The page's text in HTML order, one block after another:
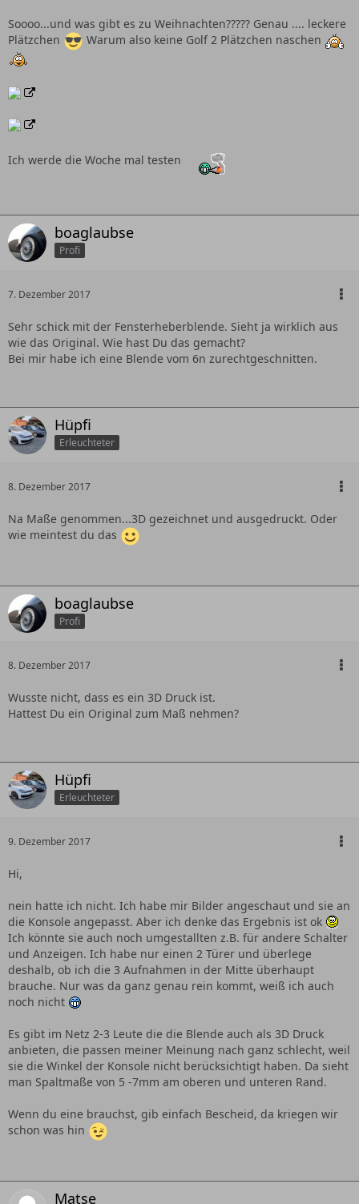
Soooo...und was gibt es zu Weihnachten????? Genau .... leckere
Plätzchen
Warum also keine Golf 2 Plätzchen naschen
Ich werde die Woche mal testen
boaglaubse
Profi
7. Dezember 2017
Sehr schick mit der Fensterheberblende. Sieht ja wirklich aus
wie das Original. Wie hast Du das gemacht?
Bei mir habe ich eine Blende vom 6n zurechtgeschnitten.
Hüpfi
Erleuchteter
8. Dezember 2017
Na Maße genommen...3D gezeichnet und ausgedruckt. Oder
wie meintest du das
boaglaubse
Profi
8. Dezember 2017
Wusste nicht, dass es ein 3D Druck ist.
Hattest Du ein Original zum Maß nehmen?
Hüpfi
Erleuchteter
9. Dezember 2017
Hi,
nein hatte ich nicht. Ich habe mir Bilder angeschaut und sie an
die Konsole angepasst. Aber ich denke das Ergebnis ist ok
Ich könnte sie auch noch umgestallten z.B. für andere Schalter
und Anzeigen. Ich habe nur einen 2 Türer und überlege
deshalb, ob ich die 3 Aufnahmen in der Mitte überhaupt
brauche. Nur was da ganz genau rein kommt, weiß ich auch
noch nicht
Es gibt im Netz 2-3 Leute die die Blende auch als 3D Druck
anbieten, die passen meiner Meinung nach ganz schlecht, weil
sie die Winkel der Konsole nicht berücksichtigt haben. Da sieht
man Spaltmaße von 5 -7mm am oberen und unteren Rand.
Wenn du eine brauchst, gib einfach Bescheid, da kriegen wir
schon was hin
Matse